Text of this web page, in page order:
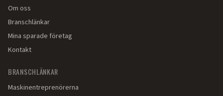
Om oss
Branschlänkar
Mina sparade företag
Kontakt
BRANSCHLÄNKAR
Maskinentreprenörerna